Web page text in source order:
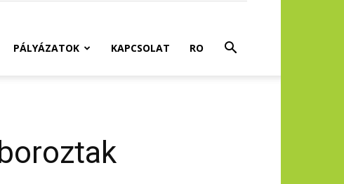
PÁLYÁZATOK KAPCSOLAT RO